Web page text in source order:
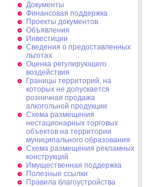
Документы
Финансовая поддержка
Проекты документов
Объявления
Инвестиции
Сведения о предоставленных
льготах
Оценка регулирующего
воздействия
Границы территорий, на
которых не допускается
розничная продажа
алкогольной продукции
Схема размещения
нестационарных торговых
объектов на территории
муниципального образования
Схема размещения рекламных
конструкций
Имущественная поддержка
Полезные ссылки
Правила благоустройства